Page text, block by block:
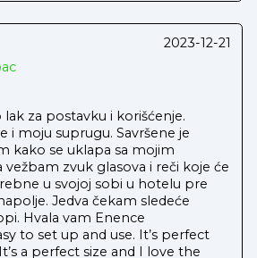
2023-12-21
lak za postavku i korišćenje.
i moju suprugu. Savršene je
kako se uklapa sa mojim
zvuk glasova i reči koje će
u svojoj sobi u hotelu pre
Jedva čekam sledeće
Hvala vam Enence
to set up and use. It’s perfect
a perfect size and I love the